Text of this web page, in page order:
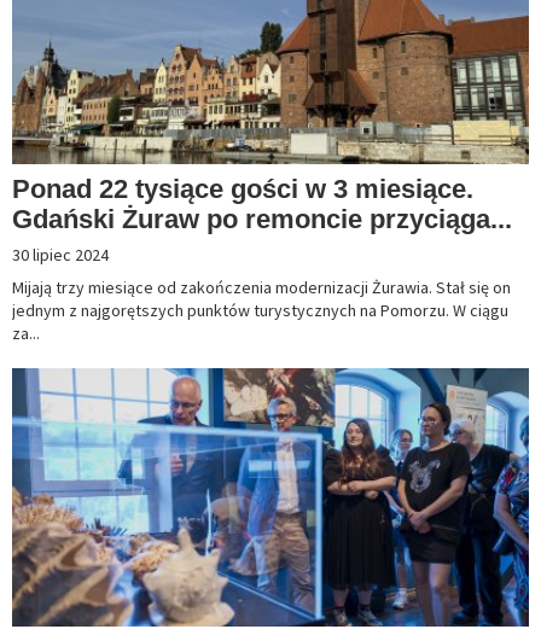
Ponad 22 tysiące gości w 3 miesiące.
Gdański Żuraw po remoncie przyciąga...
30 lipiec 2024
Mijają trzy miesiące od zakończenia modernizacji Żurawia. Stał się on
jednym z najgorętszych punktów turystycznych na Pomorzu. W ciągu
za...